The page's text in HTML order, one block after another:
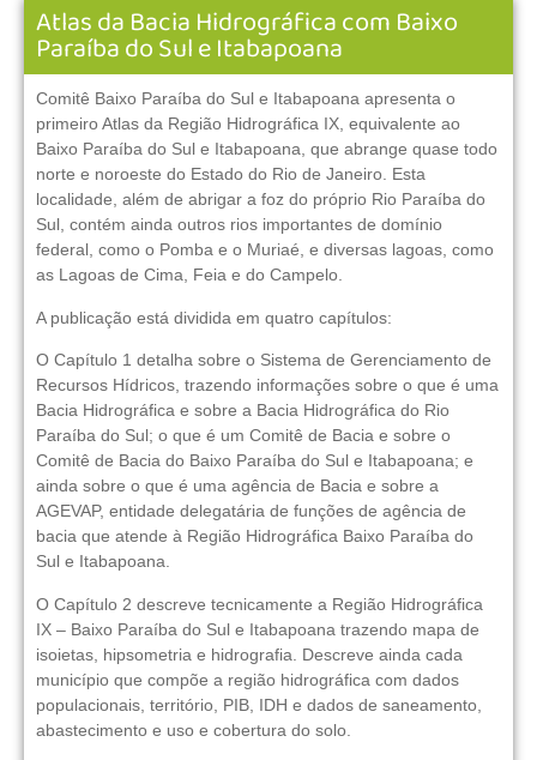
Atlas da Bacia Hidrográfica com Baixo
Paraíba do Sul e Itabapoana
Comitê Baixo Paraíba do Sul e Itabapoana apresenta o
primeiro Atlas da Região Hidrográfica IX, equivalente ao
Baixo Paraíba do Sul e Itabapoana, que abrange quase todo
norte e noroeste do Estado do Rio de Janeiro. Esta
localidade, além de abrigar a foz do próprio Rio Paraíba do
Sul, contém ainda outros rios importantes de domínio
federal, como o Pomba e o Muriaé, e diversas lagoas, como
as Lagoas de Cima, Feia e do Campelo.
A publicação está dividida em quatro capítulos:
O Capítulo 1 detalha sobre o Sistema de Gerenciamento de
Recursos Hídricos, trazendo informações sobre o que é uma
Bacia Hidrográfica e sobre a Bacia Hidrográfica do Rio
Paraíba do Sul; o que é um Comitê de Bacia e sobre o
Comitê de Bacia do Baixo Paraíba do Sul e Itabapoana; e
ainda sobre o que é uma agência de Bacia e sobre a
AGEVAP, entidade delegatária de funções de agência de
bacia que atende à Região Hidrográfica Baixo Paraíba do
Sul e Itabapoana.
O Capítulo 2 descreve tecnicamente a Região Hidrográfica
IX – Baixo Paraíba do Sul e Itabapoana trazendo mapa de
isoietas, hipsometria e hidrografia. Descreve ainda cada
município que compõe a região hidrográfica com dados
populacionais, território, PIB, IDH e dados de saneamento,
abastecimento e uso e cobertura do solo.